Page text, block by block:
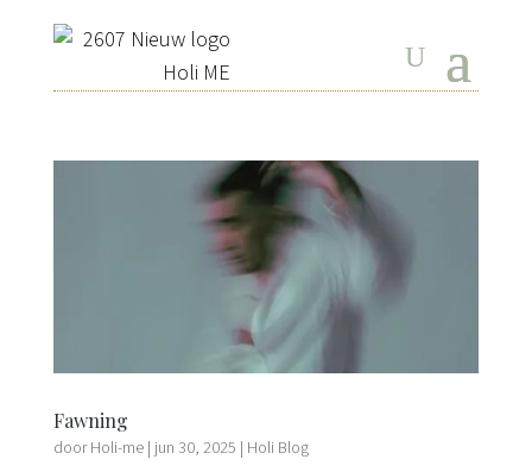
Fawning
doorHoli-me| jun 30, 2025 | Holi Blog